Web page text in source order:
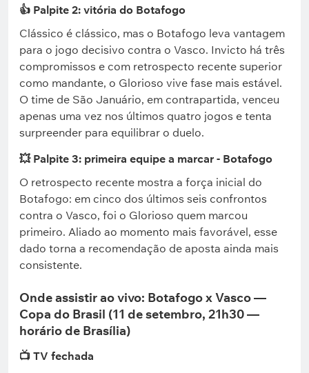
👍 Palpite 2: vitória do Botafogo
Clássico é clássico, mas o Botafogo leva vantagem
para o jogo decisivo contra o Vasco. Invicto há três
compromissos e com retrospecto recente superior
como mandante, o Glorioso vive fase mais estável.
O time de São Januário, em contrapartida, venceu
apenas uma vez nos últimos quatro jogos e tenta
surpreender para equilibrar o duelo.
💥 Palpite 3: primeira equipe a marcar - Botafogo
O retrospecto recente mostra a força inicial do
Botafogo: em cinco dos últimos seis confrontos
contra o Vasco, foi o Glorioso quem marcou
primeiro. Aliado ao momento mais favorável, esse
dado torna a recomendação de aposta ainda mais
consistente.
Onde assistir ao vivo: Botafogo x Vasco —
Copa do Brasil (11 de setembro, 21h30 —
horário de Brasília)
📺 TV fechada